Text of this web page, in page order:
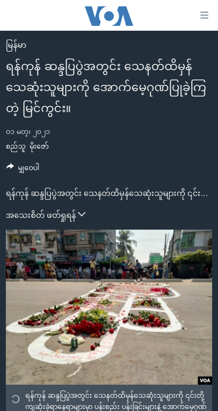
လွယ်ကူ
စေ
သည့်
များ
ပင်မ
အကြောင်းအရာ
ကျော်
ရန်
ညွန်း
စာမျက်နှာ
သို့
ကျော်
ရန်
ကျော်
မူလစာမျက်နှာ
မြန်မာ
ကမ္ဘာ့သတင်းများ
နိုင်ငံတကာ
တရုတ်
ဗွီဒီယို
ရပ်ဝန်းတခု လမ်းတခု အလွန်
အမေရိကန်သုံးအီဒီယံ
မကြေးမုံရဲ့ အင်္ဂလိပ်စာ
ရုပ်ရှင်ထဲက အင်္ဂလိပ်စာ
အပတ်စဉ်ကဏ္ဍများ
ရေဒီယို
ရေဒီယိုနှင့်ရုပ်သံ အချက်အလက်များ
ရေဒီယို/တီဗွီအစီအစဉ်
Learning English
ဗွီအိုအေ လူမှုကွန်ယက်များ
ဘာသာစကားများ
မြန်မာ
ရန်ကုန် ဆန္ဒပြပွဲအတွင်း သေနတ်ထိမှန်
သေဆုံးသူများကို အောက်မေ့ဂုဏ်ပြုခဲ့ကြ
တဲ့ မြင်ကွင်း။
၀၁ မတ္၊ ၂၀၂၁
စည်သူ မိုးဇော်
ရန်ကုန် ဆန္ဒပြပွဲအတွင်း သေနတ်ထိမှန်သေဆုံးသူများကို ၎င်းတို့ ကျဆုံးခဲ့ရာနေရာများမှာ ပန်းစည်း ပန်းခြင်းများနဲ့ အောက်မေ့ဂုဏ်ပြုခဲ့ကြတဲ့ မြင်ကွင်း။
အသေးစိတ် ဖတ်ရှုရန်
၁
ရန်ကုန် ဆန္ဒပြပွဲအတွင်း သေနတ်ထိမှန်သေဆုံးသူများကို ၎င်းတို့
ကျဆုံးခဲ့ရာနေရာများမှာ ပန်းစည်း ပန်းခြင်းများနဲ့ အောက်မေ့ဂုဏ်
မျှဝေပါ